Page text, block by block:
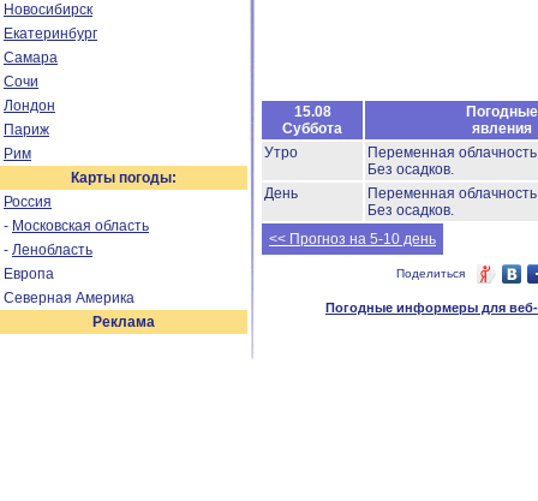
Новосибирск
Екатеринбург
Самара
Сочи
Лондон
Париж
Рим
Карты погоды:
Россия
- Московская область
- Ленобласть
Европа
Северная Америка
Реклама
15.08
Суббота
Погодные
явления
Утро
Переменная
Без осадков.
День
Переменная
Без осадков.
<< Прогноз на 5-10 день
Поделиться
Погодные информеры для веб-